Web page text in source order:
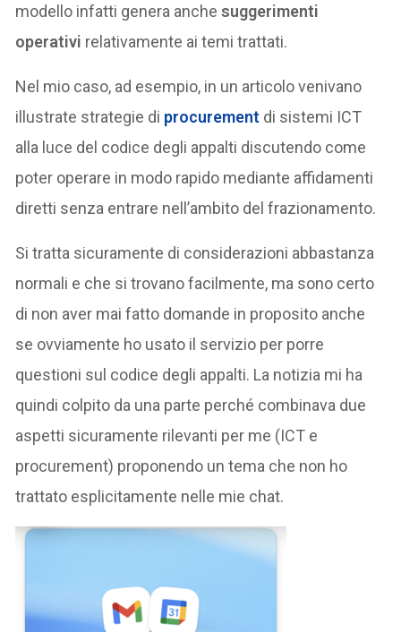
modello infatti genera anchesuggerimenti
operativi relativamente ai temi trattati.
Nel mio caso, ad esempio, in un articolo venivano
illustrate strategie di procurement di sistemi ICT
alla luce del codice degli appalti discutendo come
poter operare in modo rapido mediante affidamenti
diretti senza entrare nell’ambito del frazionamento.
Si tratta sicuramente di considerazioni abbastanza
normali e che si trovano facilmente, ma sono certo
di non aver mai fatto domande in proposito anche
se ovviamente ho usato il servizio per porre
questioni sul codice degli appalti. La notizia mi ha
quindi colpito da una parte perché combinava due
aspetti sicuramente rilevanti per me (ICT e
procurement) proponendo un tema che non ho
trattato esplicitamente nelle mie chat.